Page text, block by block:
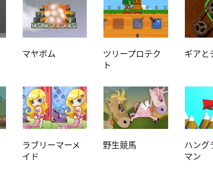
マヤボム
ツリープロテク
ト
ギアと
ラブリーマーメ
イド
野生競馬
ハング
マン